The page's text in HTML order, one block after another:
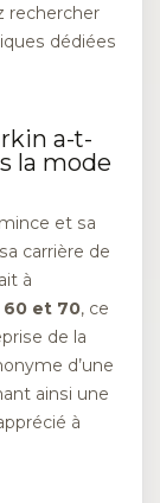
rechercher
dédiées
a-t-
la mode
et sa
carrière de
à
60 et 70, ce
de la
d’une
ainsi une
à